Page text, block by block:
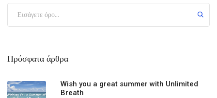
Πρόσφατα άρθρα
Wish you a great summer with Unlimited
Breath